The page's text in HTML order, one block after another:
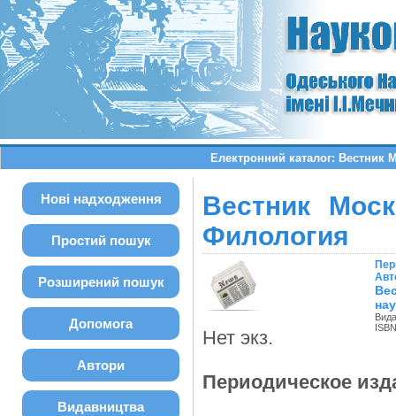
Електронний каталог: Вестник
Нові надходження
Простий пошук
Розширений пошук
Допомога
Автори
Видавництва
Вестник
Филология
Нет экз.
Периодическое